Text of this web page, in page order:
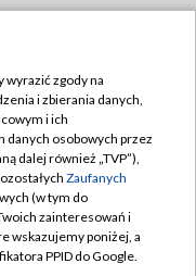
wyrazić zgody na
i zbierania danych,
i ich
danych osobowych przez
dalej również „TVP”),
Zaufanych
(w tym do
zainteresowań i
wskazujemy poniżej, a
PPID do Google.